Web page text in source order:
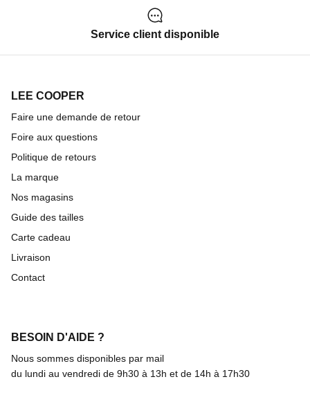
Service client disponible
LEE COOPER
Faire une demande de retour
Foire aux questions
Politique de retours
La marque
Nos magasins
Guide des tailles
Carte cadeau
Livraison
Contact
BESOIN D'AIDE ?
Nous sommes disponibles par mail
du lundi au vendredi de 9h30 à 13h et de 14h à 17h30